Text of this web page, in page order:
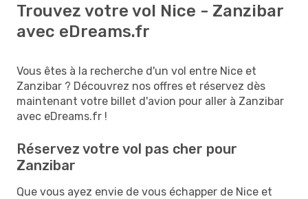
Trouvez votre vol Nice - Zanzibar
avec eDreams.fr
Vous êtes à la recherche d'un vol entre Nice et
Zanzibar ? Découvrez nos offres et réservez dès
maintenant votre billet d'avion pour aller à Zanzibar
avec eDreams.fr !
Réservez votre vol pas cher pour
Zanzibar
Que vous ayez envie de vous échapper de Nice et